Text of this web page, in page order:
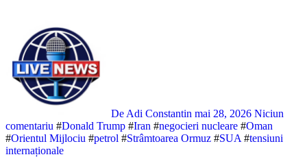
De Adi Constantin mai 28, 2026 Niciun
comentariu #Donald Trump #Iran #negocieri nucleare #Oman
#Orientul Mijlociu #petrol #Strâmtoarea Ormuz #SUA #tensiuni
internaționale